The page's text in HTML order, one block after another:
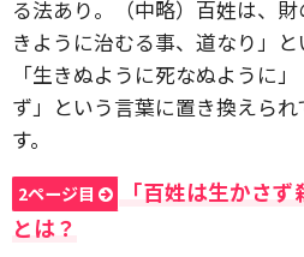
る法あり。（中略）百姓は、
きように治むる事、道なり」
「生きぬように死なぬように
ず」という言葉に置き換えら
す。
2ページ目
「百姓は生かさ
とは？